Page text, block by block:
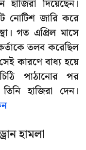
দিয়েছেন।
নোটিশ জারি করে
গত এপ্রিল মাসে
তলব করেছিল
কারণে বাধ্য হয়ে
পাঠানোর পর
হাজিরা দেন।
হামলা